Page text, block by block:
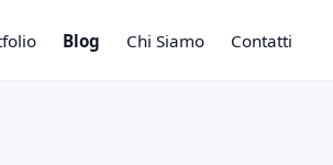
Blog Chi Siamo Contatti